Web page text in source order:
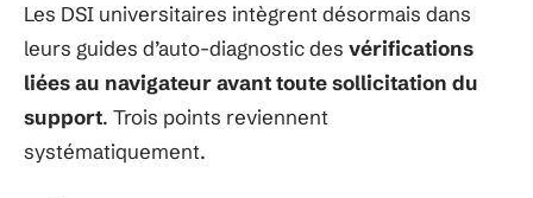
Les DSI universitaires intègrent désormais dans
leurs guides d’auto-diagnostic des vérifications
liées au navigateur avant toute sollicitation du
support. Trois points reviennent
systématiquement.